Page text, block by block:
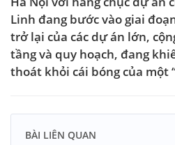
Linh đang bước vào giai
trở lại của các dự án lớn,
tầng và quy hoạch, đang
thoát khỏi cái bóng của một
BÀI LIÊN QUAN